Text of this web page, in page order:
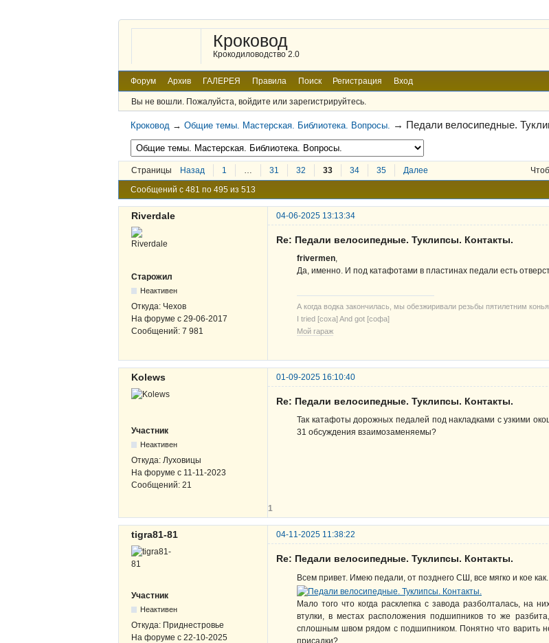
Кроковод
Крокодиловодство 2.0
Форум Архив ГАЛЕРЕЯ Правила Поиск Регистрация Вход
Вы не вошли. Пожалуйста, войдите или зарегистрируйтесь.
Кроковод →Общие темы. Мастерская. Библиотека. Вопросы. → Педали велосипедные.
Страницы Назад 1 … 31 32 33 34 35 Далее
Сообщений с 481 по 495 из 513
Riverdale 04-06-2025 13:13:34
Старожил
Неактивен
Откуда: Чехов
На форуме с 29-06-2017
Сообщений: 7 981
Re: Педали велосипедные. Туклипсы. Контакты.
frivermen,
Да, именно. И под катафотами в пластинах педали есть
А когда водка закончилась, мы обезжиривали резьбы пятилетним
I tried [соха] And got [софа]
Мой гараж
Kolews 01-09-2025 16:10:40
Участник
Неактивен
Откуда: Луховицы
На форуме с 11-11-2023
Сообщений: 21
Re: Педали велосипедные. Туклипсы. Контакты.
Так катафоты дорожных педалей под накладками с узкими
31 обсуждения взаимозаменяемы?
1
tigra81-81 04-11-2025 11:38:22
Участник
Неактивен
Откуда: Приднестровье
На форуме с 22-10-2025
Re: Педали велосипедные. Туклипсы. Контакты.
Всем привет. Имею педали, от позднего СШ, все мягко и кое как.
Мало того что когда расклепка с завода разболталась, на
втулки, в местах расположения подшипников то же
сплошным швом рядом с подшипником. Понятно что варить
присадки?